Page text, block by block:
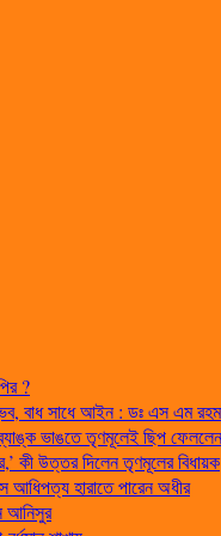
?
বাধ সাধে আইন : ডঃ এস এম
ভাঙতে তৃণমূলেই ছিপ ফেললেন
কী উত্তর দিলেন তৃণমূলের বিধায়ক
আধিপত্য হারাতে পারেন অধীর
আনিসুর